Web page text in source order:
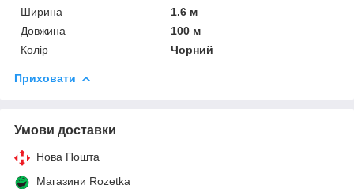
Ширина
1.6 м
Довжина
100 м
Колір
Чорний
Приховати
Умови доставки
Нова Пошта
Магазини Rozetka